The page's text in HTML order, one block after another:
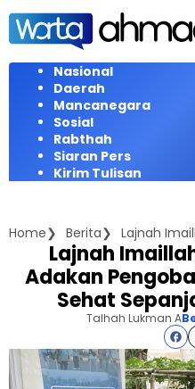
Langsung
konten
Nasional
Daerah
Mancanegara
Sosial
Rabthah
Siaran Pers
Kirim Tulisan
Home Berita
Lajnah
Adakan
Sehat
Talhah Lukman A